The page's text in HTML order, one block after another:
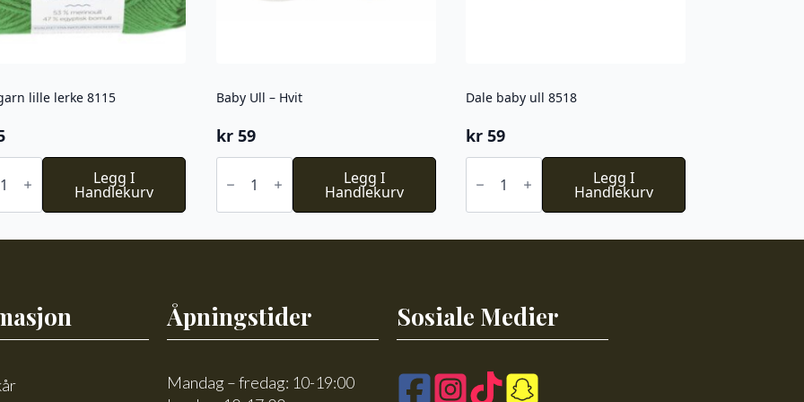
lille lerke 8115
Legg I
Handlekurv
Baby Ull – Hvit
kr59
Baby
Hvit
Legg I
Handlekurv
Dale baby ull 8518
kr 59
Dale
ull
8518
Legg I
Handlekurv
Åpningstider
Mandag – fredag: 10-19:00
Sosiale Medier